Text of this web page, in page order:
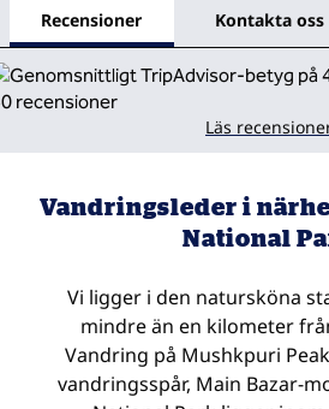
Recensioner Kontakta oss
Läs
Vandringsleder i
National
Vi ligger i den natursköna
mindre än en kilometer
Vandring på Mushkpuri
vandringsspår, Main Bazar-